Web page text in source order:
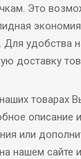
Это
удобства
доставку
товарах
или
нашем сайте